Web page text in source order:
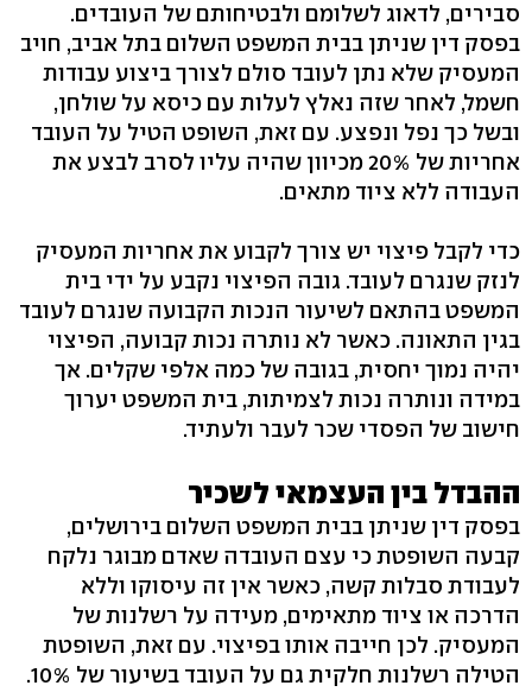
סבירים, לדאוג לשלומם ולבטיחותם של העובדים.
בפסק דין שניתן בבית המשפט השלום בתל אביב, חויב
המעסיק שלא נתן לעובד סולם לצורך ביצוע עבודות
חשמל, לאחר שזה נאלץ לעלות עם כיסא על שולחן,
ובשל כך נפל ונפצע. עם זאת, השופט הטיל על העובד
אחריות של 20% מכיוון שהיה עליו לסרב לבצע את
העבודה ללא ציוד מתאים.
כדי לקבל פיצוי יש צורך לקבוע את אחריות המעסיק
לנזק שנגרם לעובד. גובה הפיצוי נקבע על ידי בית
המשפט בהתאם לשיעור הנכות הקבועה שנגרם לעובד
בגין התאונה. כאשר לא נותרה נכות קבועה, הפיצוי
יהיה נמוך יחסית, בגובה של כמה אלפי שקלים. אך
במידה ונותרה נכות לצמיתות, בית המשפט יערוך
חישוב של הפסדי שכר לעבר ולעתיד.
ההבדל בין העצמאי לשכיר
בפסק דין שניתן בבית המשפט השלום בירושלים,
קבעה השופטת כי עצם העובדה שאדם מבוגר נלקח
לעבודת סבלות קשה, כאשר אין זה עיסוקו וללא
הדרכה או ציוד מתאימים, מעידה על רשלנות של
המעסיק. לכן חייבה אותו בפיצוי. עם זאת, השופטת
הטילה רשלנות חלקית גם על העובד בשיעור של 10%.